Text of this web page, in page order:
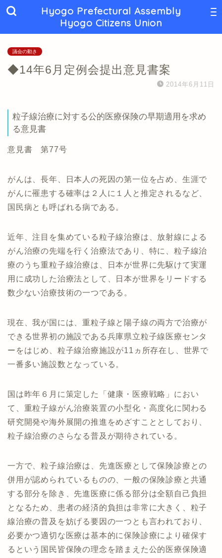
Hyogo Prefectural Assembly
Hyogo Citizens Union
議会の動き
◆14年6月定例会提出意見書案
2014年6月11日
粒子線治療に対する公的医療保険の早期適用を求め
る意見書
意見書 第77号
がんは、長年、日本人の死因の第一位を占め、生涯で
がんに罹患する確率は２人に１人と推定されるなど、
国民病とも呼ばれる病である。
近年、注目を集めている粒子線治療は、放射線による
がん治療の先端を行く治療法であり、特に、粒子線治
療のうち重粒子線治療は、日本が世界に先駆けて実運
用に成功した治療法として、日本が世界をリードする
数少ない治療技術の一つである。
現在、我が国には、重粒子線と陽子線の両方で治療が
できる世界初の施設である兵庫県立粒子線医療センタ
ーをはじめ、粒子線治療施設が11ヵ所存在し、世界で
一番多い施設数となっている。
国は昨年６月に策定した「健康・医療戦略」におい
て、重粒子線がん治療装置の小型化・高度化に関わる
研究開発や海外展開の推進をめざすこととしており、
粒子線治療のさらなる普及が期待されている。
一方で、粒子線治療は、先進医療として保険診療との
併用が認められているものの、一般の保険診療と共通
する部分を除き、先進医療に係る部分は全額自己負担
となるため、患者の経済的負担は非常に大きく、粒子
線治療の普及を妨げる要因の一つとも言われており、
必要かつ適切な医療は基本的に保険診療により確保す
るという国民皆保険の理念を踏まえた公的医療保険適